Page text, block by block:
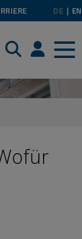
DE EN
Suche Login /